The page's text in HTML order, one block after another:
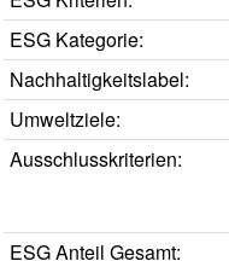
ESG Kategorie:
Nachhaltigkeitslabel:
Umweltziele:
Ausschlusskriterien:
ESG Anteil Gesamt: